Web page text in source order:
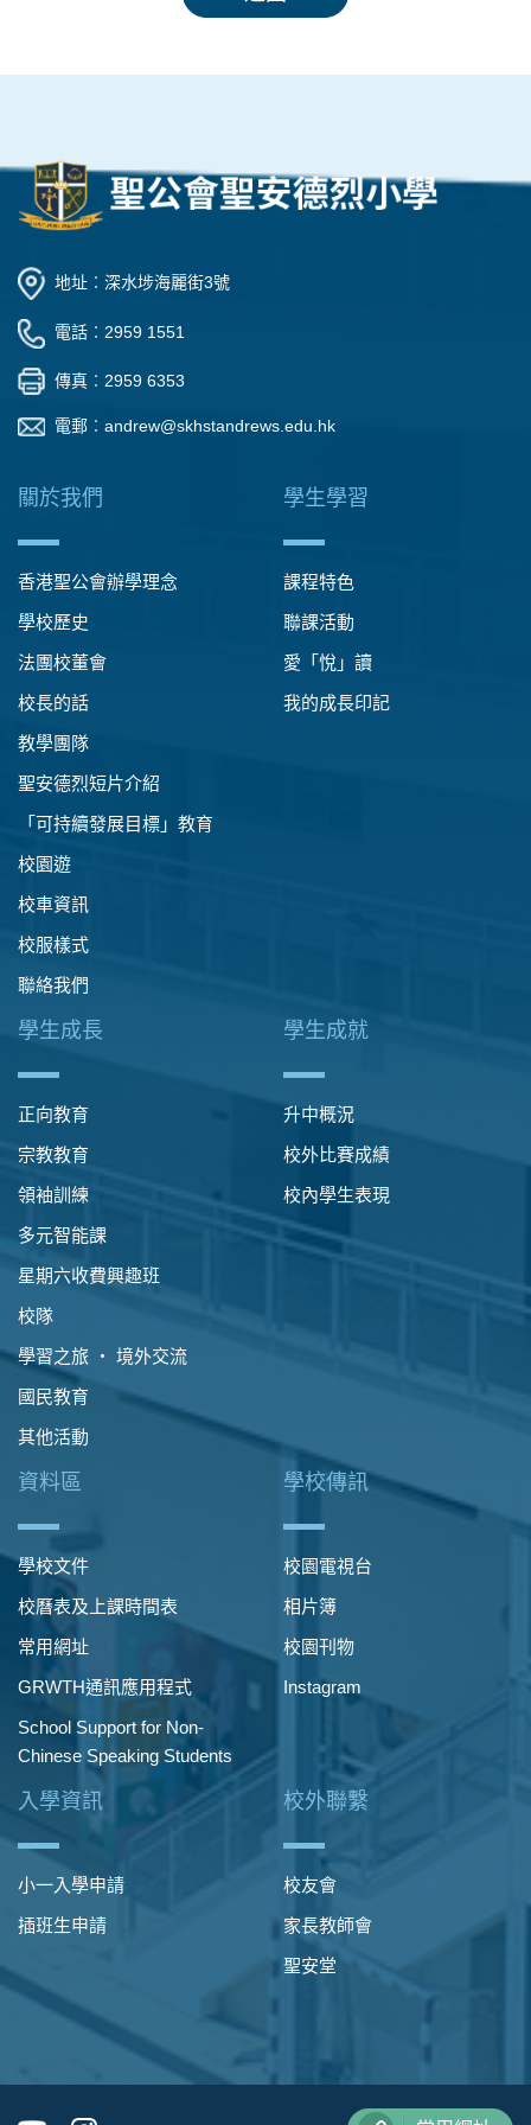
地址︰深水埗海麗街3號
電話︰2959 1551
傳真︰2959 6353
電郵︰ andrew@skhstandrews.edu.hk
關於我們
香港聖公會辦學理念
學校歷史
法團校董會
校長的話
教學團隊
聖安德烈短片介紹
「可持續發展目標」教育
校園遊
校車資訊
校服樣式
聯絡我們
學生學習
課程特色
聯課活動
愛「悅」讀
我的成長印記
學生成長
正向教育
宗教教育
領袖訓練
多元智能課
星期六收費興趣班
校隊
學習之旅 ‧ 境外交流
國民教育
其他活動
學生成就
升中概況
校外比賽成績
校內學生表現
資料區
學校文件
校曆表及上課時間表
常用網址
GRWTH通訊應用程式
School Support for Non-
Chinese Speaking Students
學校傳訊
校園電視台
相片簿
校園刊物
Instagram
入學資訊
小一入學申請
插班生申請
校外聯繫
校友會
家長教師會
聖安堂